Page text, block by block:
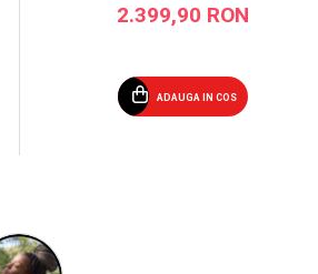
2.399,90 RON
ADAUGA IN COS